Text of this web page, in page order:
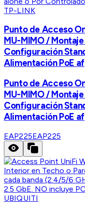
TP-LINK
Punto de Acceso
MU-MIMO /
Configuración
Alimentación PoE af
Punto de Acceso
MU-MIMO /
Configuración
Alimentación PoE af
EAP225EAP225
UBIQUITI